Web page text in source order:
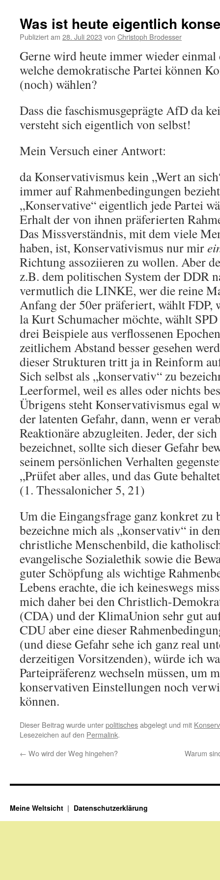
Was ist heute eigentlich
Publiziert am 28. Juli 2023 von Christoph Brodesser
Gerne wird heute immer wieder einmal
welche demokratische Partei können
(noch) wählen?
Dass die faschismusgeprägte AfD da
versteht sich eigentlich von selbst!
Mein Versuch einer Antwort:
da Konservativismus kein „Wert an
immer auf Rahmenbedingungen
„Konservative“ eigentlich jede Partei
Erhalt der von ihnen präferierten
Das Missverständnis, mit dem viele
haben, ist, Konservativismus nur mir
Richtung assoziieren zu wollen. Aber
z.B. dem politischen System der DDR
vermutlich die LINKE, wer die reine
Anfang der 50er präferiert, wählt FDP,
la Kurt Schumacher möchte, wählt
drei Beispiele aus verflossenen
zeitlichem Abstand besser gesehen
dieser Strukturen tritt ja in Reinform
Sich selbst als „konservativ“ zu
Leerformel, weil es alles oder nichts
Übrigens steht Konservativismus egal
der latenten Gefahr, dann, wenn er
Reaktionäre abzugleiten. Jeder, der
bezeichnet, sollte sich dieser Gefahr
seinem persönlichen Verhalten
„Prüfet aber alles, und das Gute
(1. Thessalonicher 5, 21)
Um die Eingangsfrage ganz konkret zu
bezeichne mich als „konservativ“ in
christliche Menschenbild, die
evangelische Sozialethik sowie die
guter Schöpfung als wichtige
Lebens erachte, die ich keineswegs
mich daher bei den Christlich-
(CDA) und der KlimaUnion sehr gut
CDU aber eine dieser
(und diese Gefahr sehe ich ganz real
derzeitigen Vorsitzenden), würde ich
Parteipräferenz wechseln müssen, um
konservativen Einstellungen noch
können.
Dieser Beitrag wurde unterpolitischesabgelegt und mit
Lesezeichen auf den Permalink.
← Wo wird der Weg hingehen? Warum
Meine Weltsicht Datenschutzerklärung